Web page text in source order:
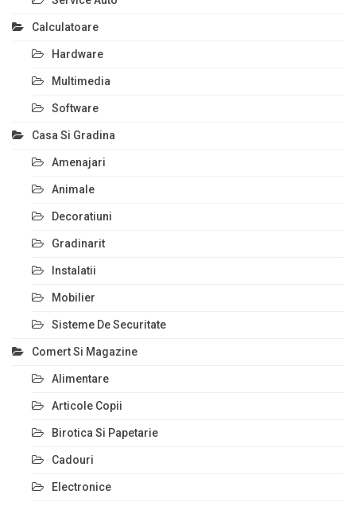
Calculatoare
Hardware
Multimedia
Software
Casa Si Gradina
Amenajari
Animale
Decoratiuni
Gradinarit
Instalatii
Mobilier
Sisteme De Securitate
Comert Si Magazine
Alimentare
Articole Copii
Birotica Si Papetarie
Cadouri
Electronice